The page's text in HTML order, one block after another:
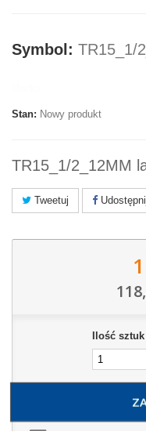
Symbol: TR15_1/
Stan: Nowy produkt
TR15_1/2_12MM
Tweetuj
Ilość sztuk